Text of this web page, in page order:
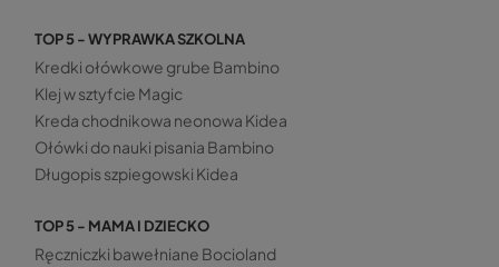
TOP 5 - WYPRAWKA SZKOLNA
Kredki ołówkowe grube Bambino
Klej w sztyfcie Magic
Kreda chodnikowa neonowa Kidea
Ołówki do nauki pisania Bambino
Długopis szpiegowski Kidea
TOP 5 - MAMA I DZIECKO
Ręczniczki bawełniane Bocioland